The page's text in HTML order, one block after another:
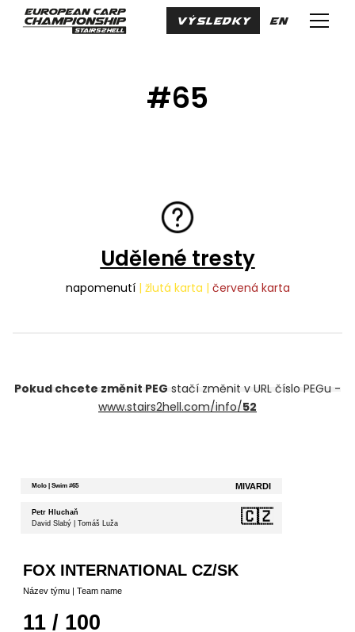
Menu
VÝSLEDKY cs
en
#65
Udělené tresty
napomenutí | žlutá karta | červená karta
Pokud chcete změnit PEG stačí změnit v URL číslo PEGu -
www.stairs2hell.com/info/52